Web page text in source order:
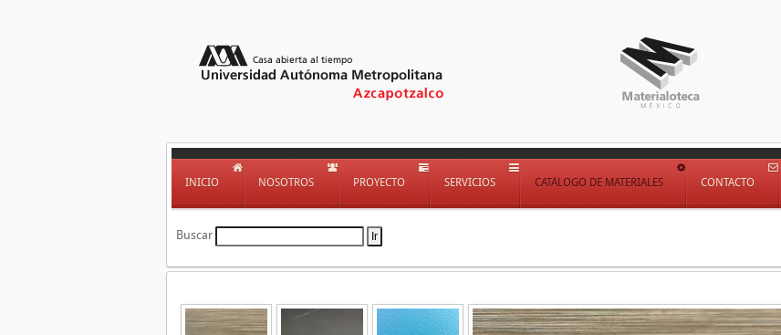
INICIO NOSOTROS PROYECTO SERVICIOS CATÁLOGO DE MATERIALES CONTACTO
Buscar